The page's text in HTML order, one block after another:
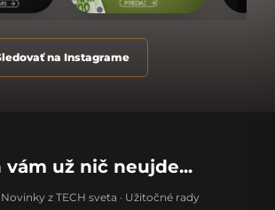
na Instagrame
vám už nič neujde...
Novinky z TECH sveta · Užitočné rady